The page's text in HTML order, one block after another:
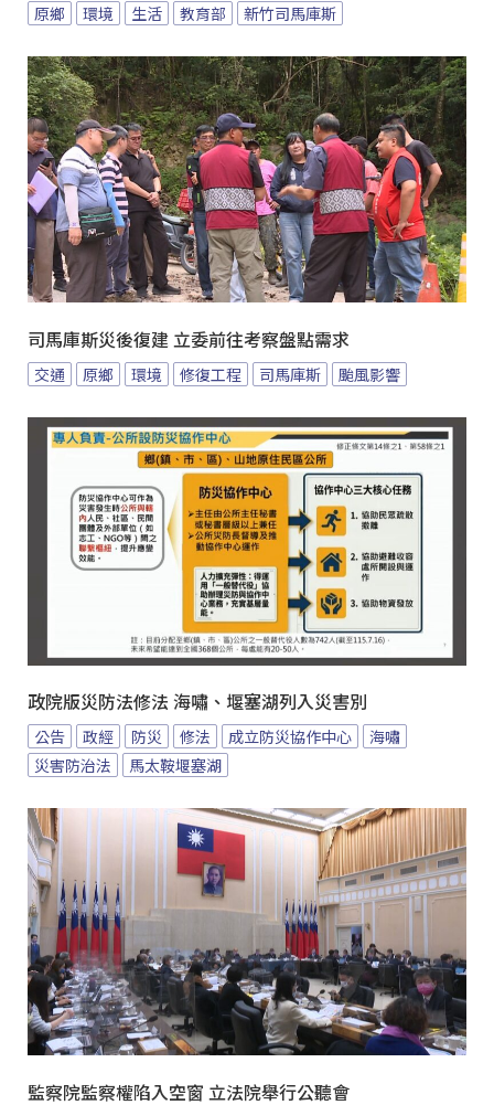
原鄉 環境 生活 教育部 新竹司馬庫斯
司馬庫斯災後復建 立委前往考察盤點需求
交通 原鄉 環境 修復工程 司馬庫斯 颱風影響
政院版災防法修法 海嘯、堰塞湖列入災害別
公告 政經 防災 修法 成立防災協作中心
海嘯
災害防治法
馬太鞍堰塞湖
監察院監察權陷入空窗 立法院舉行公聽會